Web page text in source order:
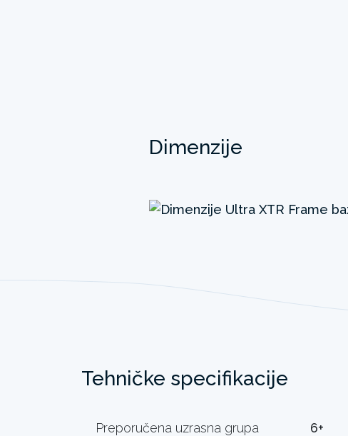
Dimenzije
Tehničke specifikacije
Preporučena uzrasna grupa 6+